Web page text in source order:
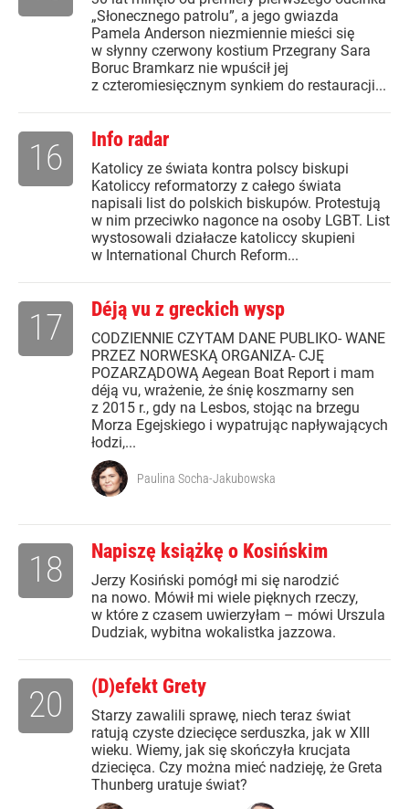
„Słonecznego patrolu”, a jego gwiazda
Pamela Anderson niezmiennie mieści się
w słynny czerwony kostium Przegrany Sara
Boruc Bramkarz nie wpuścił jej
z czteromiesięcznym synkiem do restauracji...
Info radar
Katolicy ze świata kontra polscy biskupi
Katoliccy reformatorzy z całego świata
napisali list do polskich biskupów. Protestują
w nim przeciwko nagonce na osoby LGBT. List
wystosowali działacze katoliccy skupieni
w International Church Reform...
16
Déją vu z greckich wysp
CODZIENNIE CZYTAM DANE PUBLIKO- WANE
PRZEZ NORWESKĄ ORGANIZA- CJĘ
POZARZĄDOWĄ Aegean Boat Report i mam
déją vu, wrażenie, że śnię koszmarny sen
z 2015 r., gdy na Lesbos, stojąc na brzegu
Morza Egejskiego i wypatrując napływających
łodzi,...
17
Paulina Socha-Jakubowska
Napiszę książkę o Kosińskim
Jerzy Kosiński pomógł mi się narodzić
na nowo. Mówił mi wiele pięknych rzeczy,
w które z czasem uwierzyłam – mówi Urszula
Dudziak, wybitna wokalistka jazzowa.
18
(D)efekt Grety
Starzy zawalili sprawę, niech teraz świat
ratują czyste dziecięce serduszka, jak w XIII
wieku. Wiemy, jak się skończyła krucjata
dziecięca. Czy można mieć nadzieję, że Greta
Thunberg uratuje świat?
20